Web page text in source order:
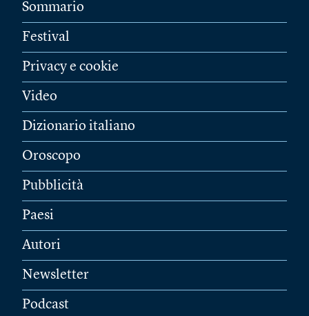
Sommario
Festival
Privacy e cookie
Video
Dizionario italiano
Oroscopo
Pubblicità
Paesi
Autori
Newsletter
Podcast